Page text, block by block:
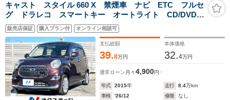
キャスト スタイル 660 X 禁煙車 ナビ ETC フルセ
グ ドラレコ スマートキー オートライト CD/DVD再
生 盗難防止装置 プライバシーガラス アイドリング
ストップ
販売店保証 購入プラン付 オンライン相談可
支払総額
39.8万円
本体価格
32.4万円
通常ローン 月々4,900円
年式 2015年 走行 8.4万km
車検
'26/12 修復
なし